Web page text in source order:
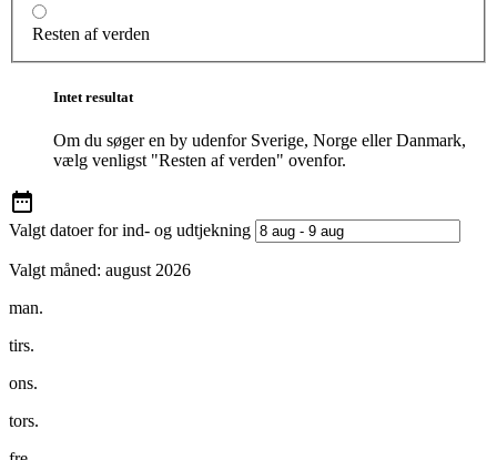
Resten af verden
Intet resultat
Om du søger en by udenfor Sverige, Norge eller Danmark,
vælg venligst "Resten af verden" ovenfor.
Valgt datoer for ind- og udtjekning
Valgt måned: august 2026
man.
tirs.
ons.
tors.